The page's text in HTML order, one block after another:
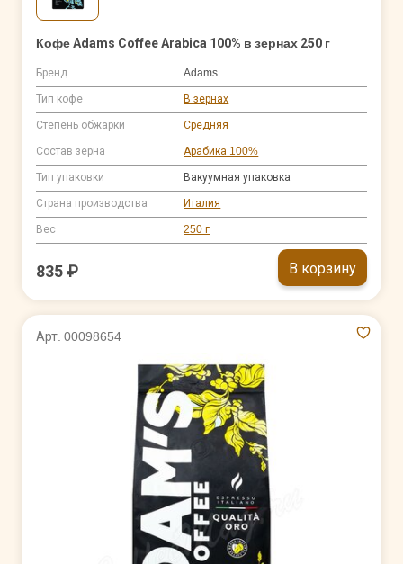
Кофе Adams Coffee Arabica 100% в зернах 250 г
Бренд Adams
Тип кофе В зернах
Степень обжарки Средняя
Состав зерна Арабика 100%
Тип упаковки Вакуумная упаковка
Страна производства Италия
Вес 250 г
835 ₽ В корзину
Арт. 00098654